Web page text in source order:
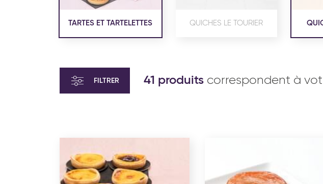
TARTES ET TARTELETTES QUICHES LE TOURIER
FILTRER 41 produits correspondent à
VIENNOISERIE ET PÂTISSERIE